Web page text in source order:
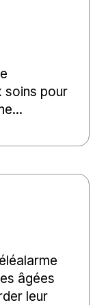
soins pour
âgées
leur